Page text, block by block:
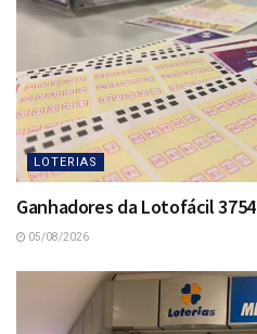
LOTERIAS
Ganhadores da Lotofácil 3754
05/08/2026